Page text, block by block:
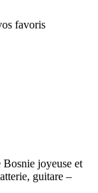
joyeuse et
guitare –